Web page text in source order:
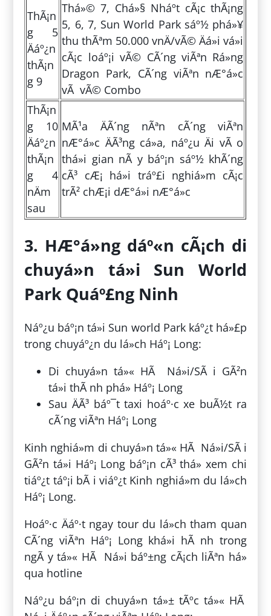
ThÃ¡n
g 5
Äáº¿n
thÃ¡n
g 9
Thá»© 7, Chá»§ Nháº­t cÃ¡c thÃ¡ng
5, 6, 7, Sun World Park sáº½ phá»¥
thu thÃªm 50.000 vnÄ/vÃ© Äá»i vá»i
cÃ¡c loáº¡i vÃ© CÃ´ng viÃªn Rá»ng
Dragon Park, CÃ´ng viÃªn nÆ°á»c
vÃ vÃ© Combo
ThÃ¡n
g 10
Äáº¿n
thÃ¡n
g 4
nÄm
sau
MÃ¹a ÄÃ´ng nÃªn cÃ´ng viÃªn
nÆ°á»c ÄÃ³ng cá»­a, náº¿u Äi vÃ o
thá»i gian nÃ y báº¡n sáº½ khÃ´ng
cÃ³ cÆ¡ há»i tráº£i nghiá»m cÃ¡c
trÃ² chÆ¡i dÆ°á»i nÆ°á»c
3. HÆ°á»ng dáº«n cÃ¡ch di
chuyá»n tá»i Sun World
Park Quáº£ng Ninh
Náº¿u báº¡n tá»i Sun world Park káº¿t há»£p
trong chuyáº¿n du lá»ch Háº¡ Long:
Di chuyá»n tá»« HÃ Ná»i/SÃ i GÃ²n
tá»i thÃ nh phá» Háº¡ Long
Sau ÄÃ³ báº¯t taxi hoáº·c xe buÃ½t ra
cÃ´ng viÃªn Háº¡ Long
Kinh nghiá»m di chuyá»n tá»« HÃ Ná»i/SÃ i
GÃ²n tá»i Háº¡ Long báº¡n cÃ³ thá» xem chi
tiáº¿t táº¡i bÃ i viáº¿t Kinh nghiá»m du lá»ch
Háº¡ Long.
Hoáº·c Äáº·t ngay tour du lá»ch tham quan
CÃ´ng viÃªn Háº¡ Long khá»i hÃ nh trong
ngÃ y tá»« HÃ Ná»i báº±ng cÃ¡ch liÃªn há»
qua hotline
Náº¿u báº¡n di chuyá»n tá»± tÃºc tá»« HÃ